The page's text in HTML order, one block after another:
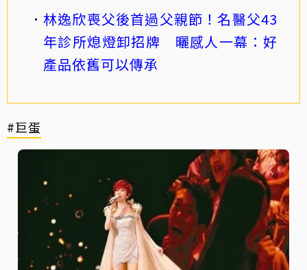
林逸欣喪父後首過父親節！名醫父43
年診所熄燈卸招牌 曬感人一幕：好
產品依舊可以傳承
#巨蛋